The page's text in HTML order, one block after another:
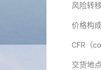
风险转
价格构
CFR（
交货地